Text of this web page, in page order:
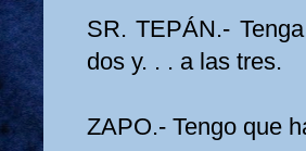
SR. TEPÁN.-
dos y. . . a las tres.
ZAPO.- Tengo que